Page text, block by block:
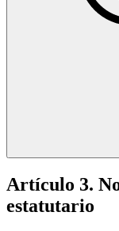
Artículo 3.
estatutario